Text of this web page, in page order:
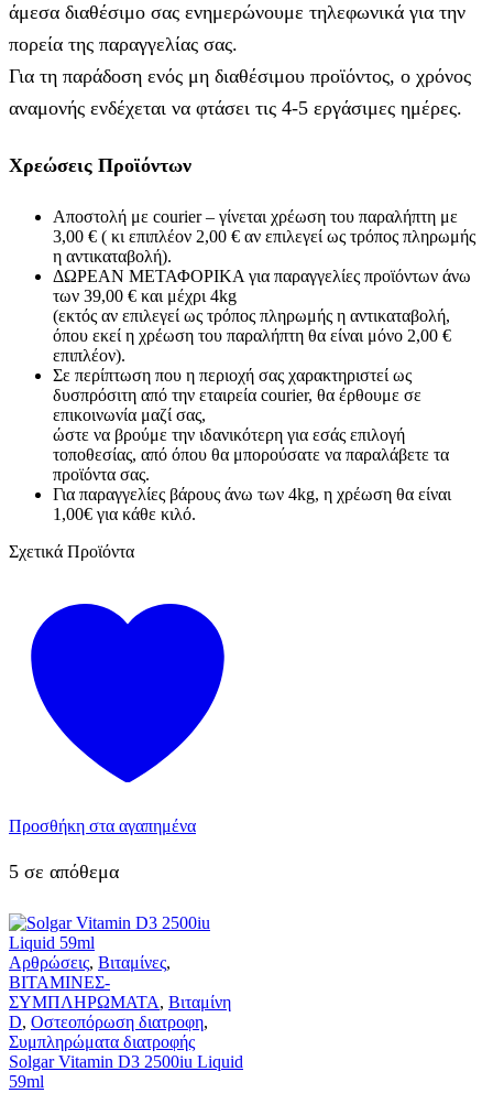
άμεσα διαθέσιμο σας ενημερώνουμε τηλεφωνικά για την
πορεία της παραγγελίας σας.
Για τη παράδοση ενός μη διαθέσιμου προϊόντος, ο χρόνος
αναμονής ενδέχεται να φτάσει τις 4-5 εργάσιμες ημέρες.
Χρεώσεις Προϊόντων
Αποστολή με courier – γίνεται χρέωση του παραλήπτη με
3,00 € ( κι επιπλέον 2,00 € αν επιλεγεί ως τρόπος πληρωμής
η αντικαταβολή).
ΔΩΡΕΑΝ ΜΕΤΑΦΟΡΙΚΑ για παραγγελίες προϊόντων άνω
των 39,00 € και μέχρι 4kg
(εκτός αν επιλεγεί ως τρόπος πληρωμής η αντικαταβολή,
όπου εκεί η χρέωση του παραλήπτη θα είναι μόνο 2,00 €
επιπλέον).
Σε περίπτωση που η περιοχή σας χαρακτηριστεί ως
δυσπρόσιτη από την εταιρεία courier, θα έρθουμε σε
επικοινωνία μαζί σας,
ώστε να βρούμε την ιδανικότερη για εσάς επιλογή
τοποθεσίας, από όπου θα μπορούσατε να παραλάβετε τα
προϊόντα σας.
Για παραγγελίες βάρους άνω των 4kg, η χρέωση θα είναι
1,00€ για κάθε κιλό.
Σχετικά Προϊόντα
Προσθήκη στα αγαπημένα
5 σε απόθεμα
Αρθρώσεις, Βιταμίνες,
ΒΙΤΑΜΙΝΕΣ-
ΣΥΜΠΛΗΡΩΜΑΤΑ, Βιταμίνη
D, Οστεοπόρωση διατροφη,
Συμπληρώματα διατροφής
Solgar Vitamin D3 2500iu Liquid
59ml